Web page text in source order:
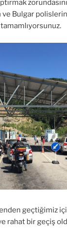
Bulgar
geçtiğimiz
rahat bir geçiş